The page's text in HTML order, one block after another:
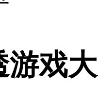
游戏